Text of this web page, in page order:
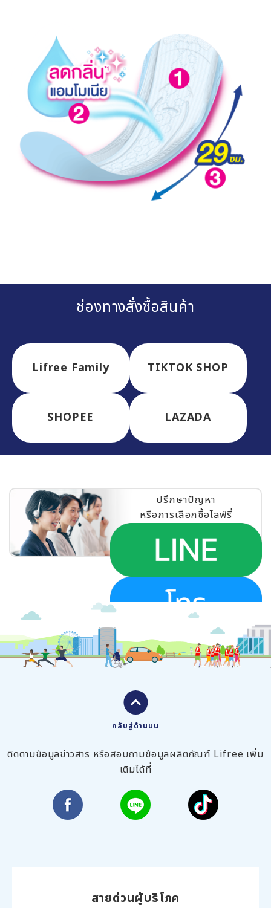
ช่องทางสั่งซื้อสินค้า
Lifree Family TIKTOK SHOP
SHOPEE LAZADA
ปรึกษาปัญหา
หรือการเลือกซื้อไลฟ์รี่
กลับสู่ด้านบน
ติดตามข้อมูลข่าวสาร หรือสอบถามข้อมูลผลิตภัณฑ์ Lifree เพิ่ม
เติมได้ที่
สายด่วนผู้บริโภค